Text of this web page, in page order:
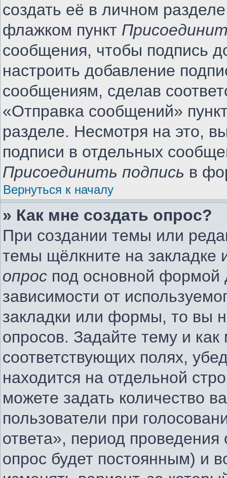
создать её в личном
флажком пункт
сообщения, чтобы подпись
настроить добавление
сообщениям, сделав
«Отправка сообщений»
разделе. Несмотря на это,
подписи в отдельных
Присоединить подпись в
Вернуться к началу
» Как мне создать опрос?
При создании темы или
темы щёлкните на
опрос под основной формой
зависимости от
закладки или формы, то вы
опросов. Задайте тему и
соответствующих полях,
находится на отдельной
можете задать количество
пользователи при
ответа», период проведения
опрос будет постоянным) и